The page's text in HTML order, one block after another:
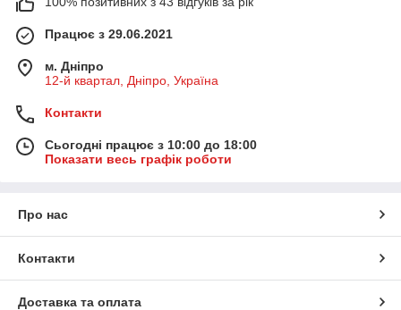
Працює з 29.06.2021
м. Дніпро
12-й квартал, Дніпро, Україна
Контакти
Сьогодні працює з 10:00 до 18:00
Показати весь графік роботи
Про нас
Контакти
Доставка та оплата